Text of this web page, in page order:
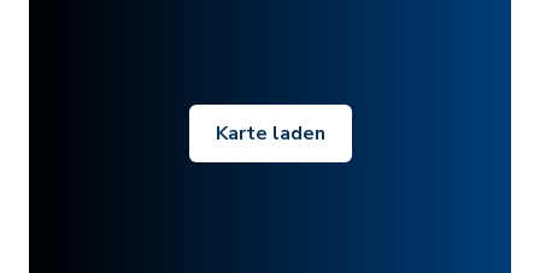
Karte laden